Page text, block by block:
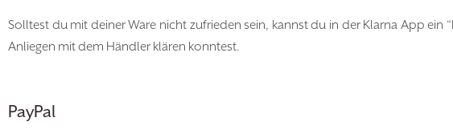
Solltest du mit deiner Ware nicht zufrieden sein, kannst du in der Klarna App
Anliegen mit dem Händler klären konntest.
PayPal